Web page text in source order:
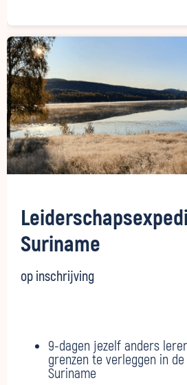
Suriname
op inschrijving
9-dagen jezelf anders
grenzen te verleggen in
Suriname